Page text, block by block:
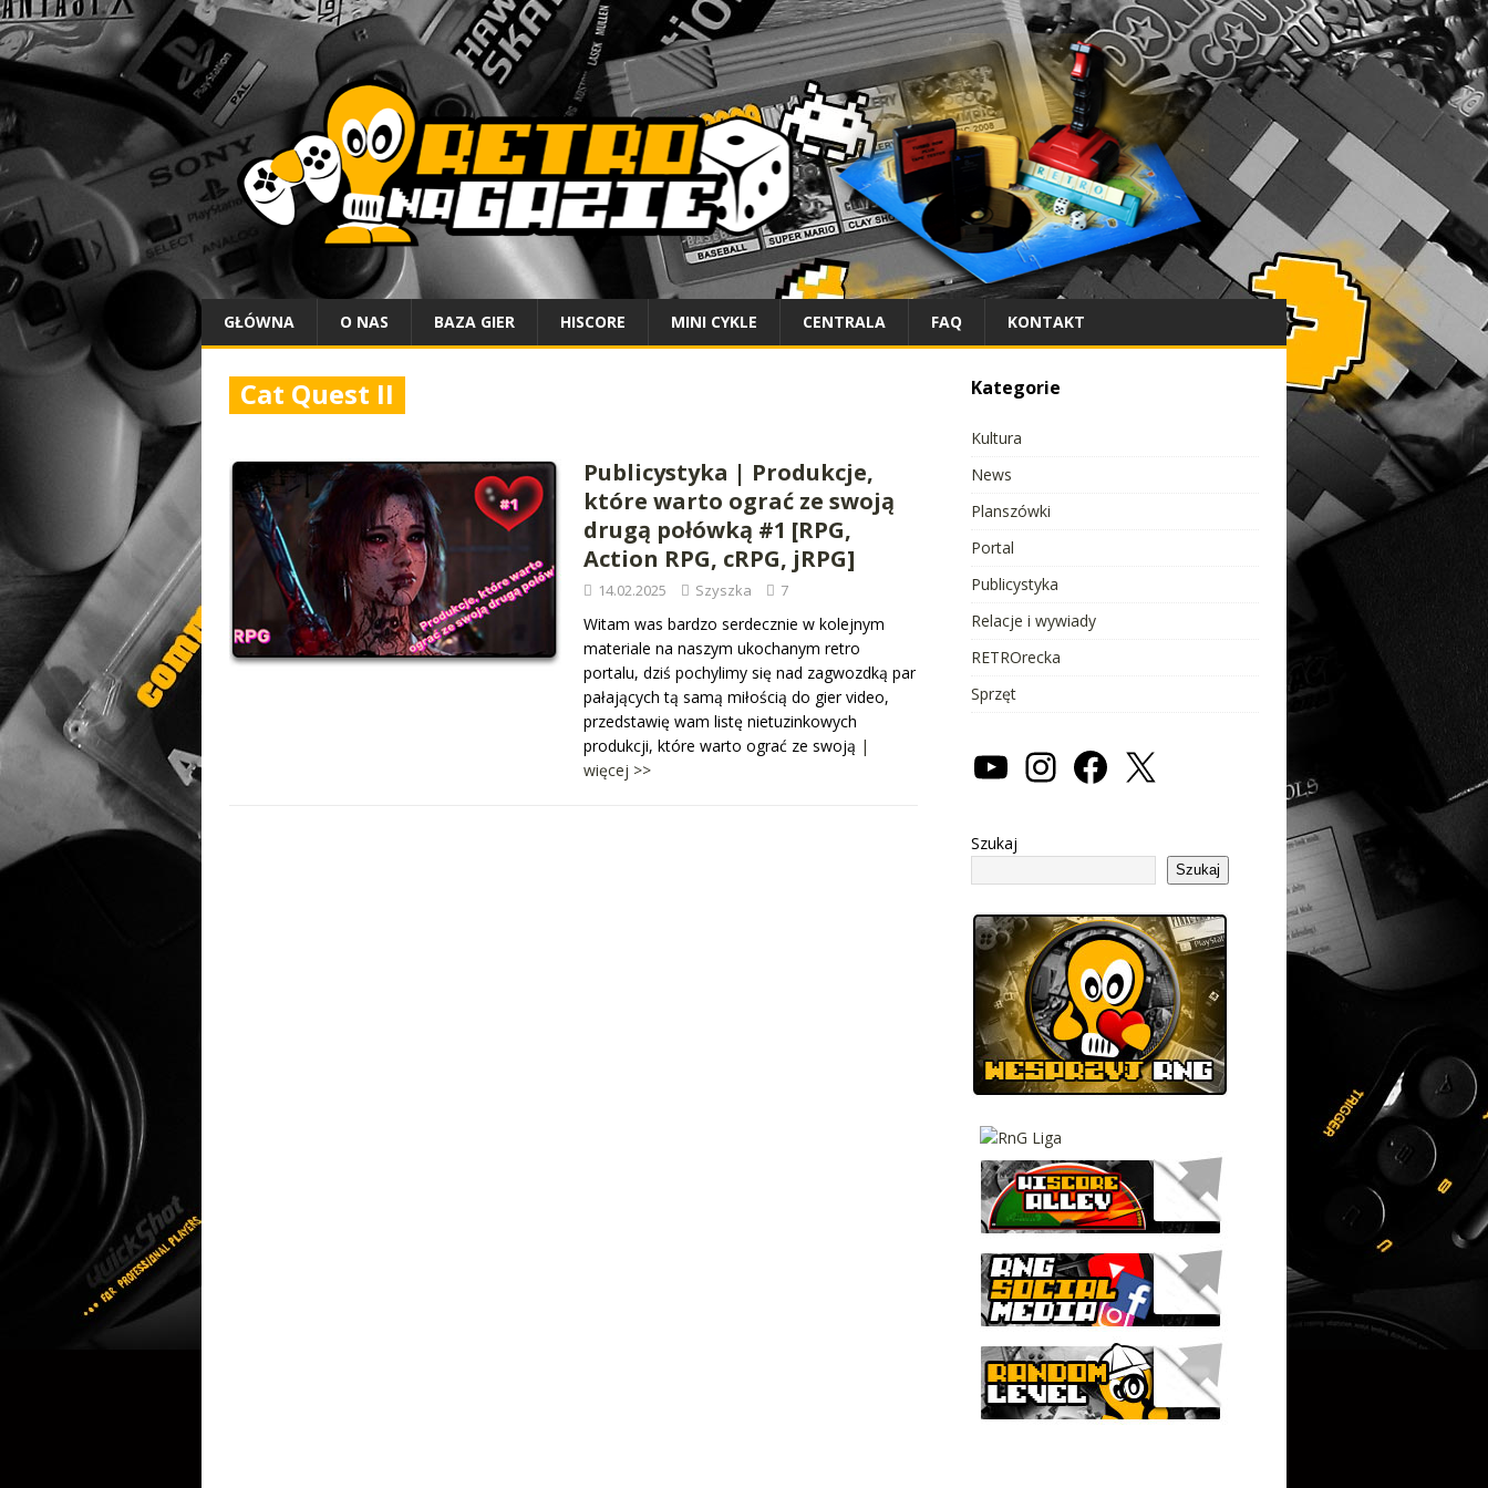
GŁÓWNA O NAS BAZA GIER HISCORE MINI CYKLE CENTRALA FAQ KONTAKT
Cat Quest II
Publicystyka | Produkcje,
które warto ograć ze swoją
drugą połówką #1 [RPG,
Action RPG, cRPG, jRPG]
14.02.2025 Szyszka 7
Witam was bardzo serdecznie w kolejnym
materiale na naszym ukochanym retro
portalu, dziś pochylimy się nad zagwozdką par
pałających tą samą miłością do gier video,
przedstawię wam listę nietuzinkowych
produkcji, które warto ograć ze swoją |
więcej >>
Kategorie
Kultura
News
Planszówki
Portal
Publicystyka
Relacje i wywiady
RETROrecka
Sprzęt
Szukaj
Szukaj